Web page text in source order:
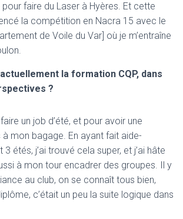
faire du Laser à Hyères. Et cette
la compétition en Nacra 15 avec le
de Voile du Var] où je m’entraîne
la formation CQP, dans
?
un job d’été, et pour avoir une
mon bagage. En ayant fait aide-
étés, j’ai trouvé cela super, et j’ai hâte
à mon tour encadrer des groupes. Il y
au club, on se connaît tous bien,
c’était un peu la suite logique dans